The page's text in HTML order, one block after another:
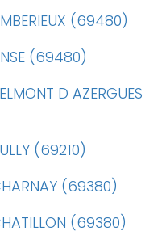
(69480)
(69480)
D AZERGUES
(69210)
(69380)
(69380)